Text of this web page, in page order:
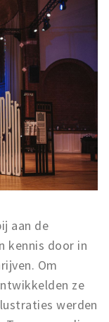
aan de
kennis door in
Om
ze
werden